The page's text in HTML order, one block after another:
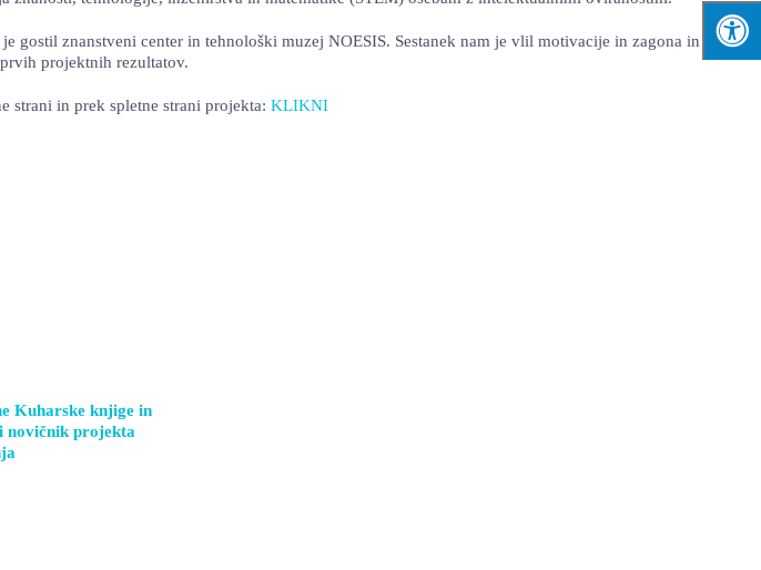
znanstveni center in tehnološki muzej NOESIS. Sestanek nam je vlil motivacije in zagona in vsi
projektnih rezultatov.
strani in prek spletne strani projekta: KLIKNI
Kuharske knjige in
novičnik projekta